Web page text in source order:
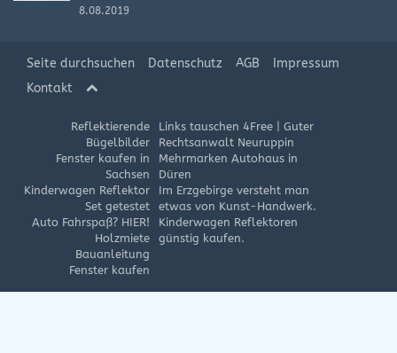
8.08.2019
Seite durchsuchen Datenschutz AGB
Impressum
Kontakt
Reflektierende
Bügelbilder
Fenster kaufen in
Sachsen
Kinderwagen Reflektor
Set getestet
Auto Fahrspaß? HIER!
Holzmiete
Bauanleitung
Fenster kaufen
Links tauschen 4Free| Guter
Rechtsanwalt Neuruppin
Mehrmarken Autohaus in
Düren
Im Erzgebirge versteht man
etwas von Kunst-Handwerk.
Kinderwagen Reflektoren
günstig kaufen.